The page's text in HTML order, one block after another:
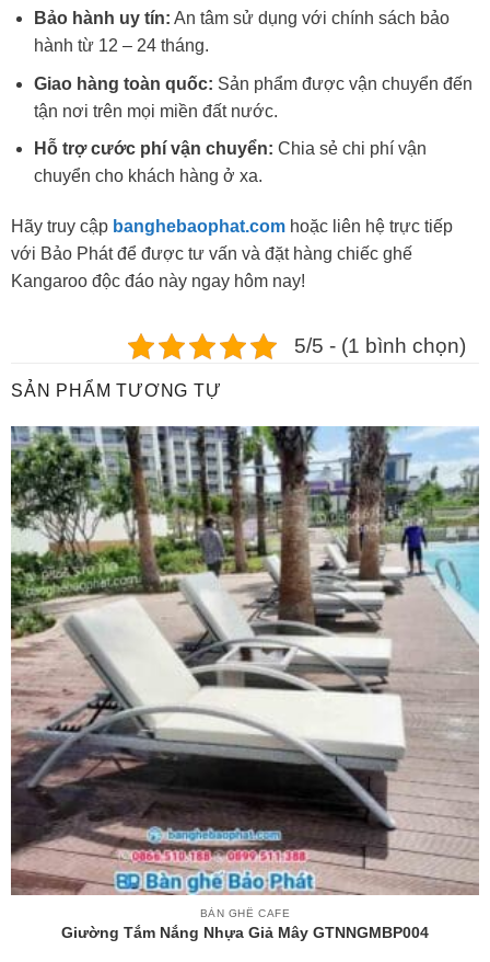
Bảo hành uy tín: An tâm sử dụng với chính sách bảo
hành từ 12 – 24 tháng.
Giao hàng toàn quốc: Sản phẩm được vận chuyển đến
tận nơi trên mọi miền đất nước.
Hỗ trợ cước phí vận chuyển: Chia sẻ chi phí vận
chuyển cho khách hàng ở xa.
Hãy truy cập banghebaophat.com hoặc liên hệ trực tiếp
với Bảo Phát để được tư vấn và đặt hàng chiếc ghế
Kangaroo độc đáo này ngay hôm nay!
5/5 - (1 bình chọn)
SẢN PHẨM TƯƠNG TỰ
BÀN GHẾ CAFE
Giường Tắm Nắng Nhựa Giả Mây GTNNGMBP004